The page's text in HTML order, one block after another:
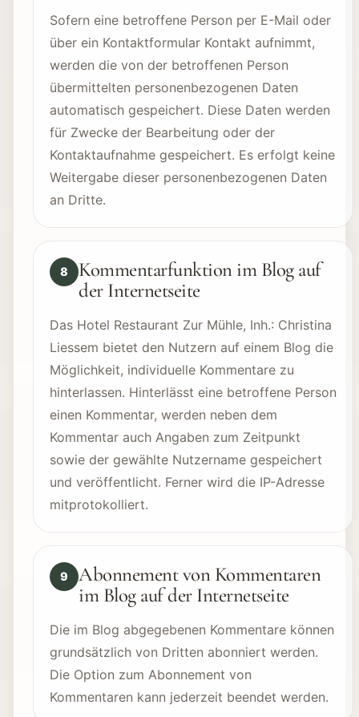
Sofern eine betroffene Person per E-Mail oder
über ein Kontaktformular Kontakt aufnimmt,
werden die von der betroffenen Person
übermittelten personenbezogenen Daten
automatisch gespeichert. Diese Daten werden
für Zwecke der Bearbeitung oder der
Kontaktaufnahme gespeichert. Es erfolgt keine
Weitergabe dieser personenbezogenen Daten
an Dritte.
8
Kommentarfunktion im Blog auf
der Internetseite
Das Hotel Restaurant Zur Mühle, Inh.: Christina
Liessem bietet den Nutzern auf einem Blog die
Möglichkeit, individuelle Kommentare zu
hinterlassen. Hinterlässt eine betroffene Person
einen Kommentar, werden neben dem
Kommentar auch Angaben zum Zeitpunkt
sowie der gewählte Nutzername gespeichert
und veröffentlicht. Ferner wird die IP-Adresse
mitprotokolliert.
9
Abonnement von Kommentaren
im Blog auf der Internetseite
Die im Blog abgegebenen Kommentare können
grundsätzlich von Dritten abonniert werden.
Die Option zum Abonnement von
Kommentaren kann jederzeit beendet werden.